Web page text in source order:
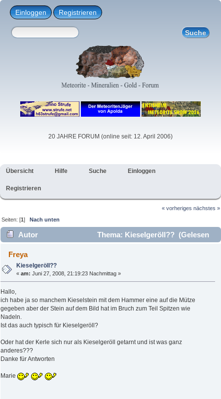
Einloggen Registrieren
20 JAHRE FORUM (online seit: 12. April 2006)
Übersicht Hilfe Suche Einloggen
Registrieren
« vorheriges nächstes »
Seiten: [1]Nach unten
Autor
Thema: Kieselgeröll?? (Gelesen
3323 mal)
Freya
Kieselgeröll??
«am: Juni 27, 2008, 21:19:23 Nachmittag »
Hallo,
ich habe ja so manchem Kieselstein mit dem Hammer eine auf die Mütze
gegeben aber der Stein auf dem Bild hat im Bruch zum Teil Spitzen wie
Nadeln.
Ist das auch typisch für Kieselgeröll?
Oder hat der Kerle sich nur als Kieselgeröll getarnt und ist was ganz
anderes???
Danke für Antworten
Marie